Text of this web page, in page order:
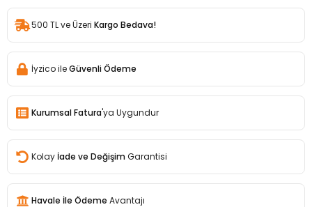
500 TL ve Üzeri Kargo Bedava!
İyzico ileGüvenli Ödeme
Kurumsal Fatura'ya Uygundur
Kolay İade ve Değişim Garantisi
Havale İle Ödeme Avantajı